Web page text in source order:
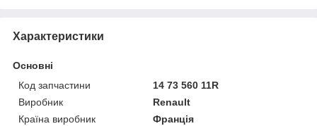
Характеристики
Основні
Код запчастини
14 73 560 11R
Виробник
Renault
Країна виробник
Франція